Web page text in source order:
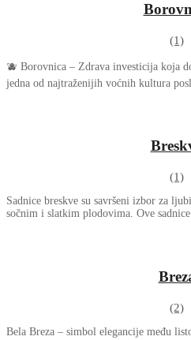
(1)
🫐 Borovnica – Zdrava investicija koja
jedna od najtraženijih voćnih kultura
(1)
Sadnice breskve su savršeni izbor za
sočnim i slatkim plodovima. Ove
(2)
Bela Breza – simbol elegancije među